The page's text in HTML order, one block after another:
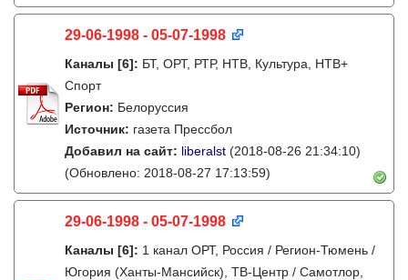
29-06-1998 - 05-07-1998
Каналы [6]: БТ, ОРТ, РТР, НТВ, Культура, НТВ+
Спорт
Регион: Белоруссия
Источник: газета Прессбол
Добавил на сайт: liberalst (2018-08-26 21:34:10)
(Обновлено: 2018-08-27 17:13:59)
29-06-1998 - 05-07-1998
Каналы [6]: 1 канал ОРТ, Россия / Регион-Тюмень /
Югория (Ханты-Мансийск), ТВ-Центр / Самотлор,